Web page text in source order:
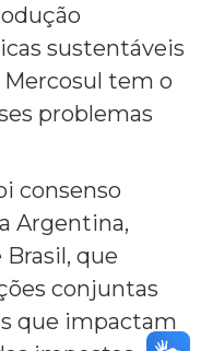
sustentáveis
Mercosul tem o
problemas
consenso
Argentina,
Brasil, que
conjuntas
que impactam